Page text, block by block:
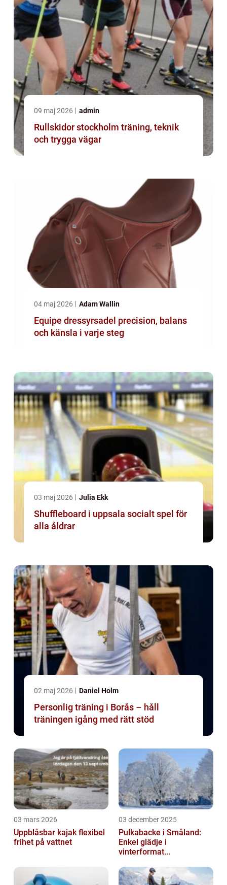
09 maj 2026 admin
Rullskidor stockholm träning, teknik
och trygga vägar
04 maj 2026 Adam Wallin
Equipe dressyrsadel precision, balans
och känsla i varje steg
03 maj 2026 Julia Ekk
Shuffleboard i uppsala socialt spel för
alla åldrar
02 maj 2026 Daniel Holm
Personlig träning i Borås – håll
träningen igång med rätt stöd
03 mars 2026
Uppblåsbar kajak flexibel
frihet på vattnet
03 december 2025
Pulkabacke i Småland:
Enkel glädje i
vinterformat...